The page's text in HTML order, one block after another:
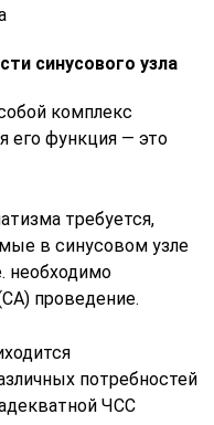
синусового узла
комплекс
его функция — это
требуется,
в синусовом узле
необходимо
проведение.
потребностей
ЧСС